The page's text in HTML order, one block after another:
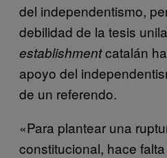
del independentismo,
debilidad de la tesis
establishmentcatalán
apoyo del
de un referendo.
«Para plantear una
constitucional, hace